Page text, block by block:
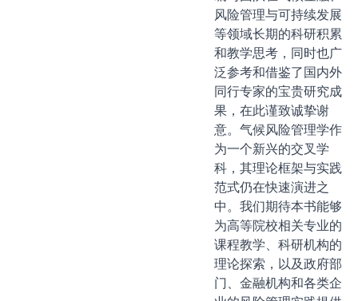
风险管理与可持续发展
等领域长期的科研积累
和教学思考，同时也广
泛参考和借鉴了国内外
同行专家的宝贵研究成
果，在此谨致诚挚谢
意。气候风险管理学作
为一个新兴的交叉学
科，其理论框架与实践
范式仍在快速演进之
中。我们期待本书能够
为高等院校相关专业的
课程教学、科研机构的
理论探索，以及政府部
门、金融机构和各类企